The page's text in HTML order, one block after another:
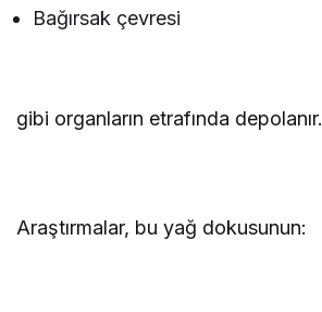
Bağırsak çevresi
gibi organların etrafında depolanır.
Araştırmalar, bu yağ dokusunun: